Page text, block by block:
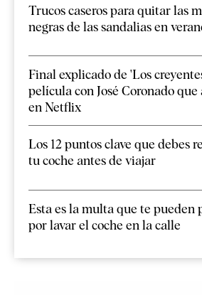
Trucos caseros para quitar las
negras de las sandalias en
Final explicado de 'Los
película con José Coronado que
en Netflix
Los 12 puntos clave que debes
tu coche antes de viajar
Esta es la multa que te pueden
por lavar el coche en la calle